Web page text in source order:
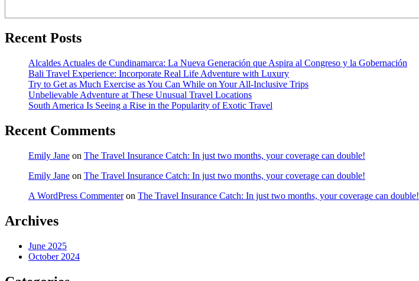
Recent Posts
Alcaldes Actuales de Cundinamarca: La Nueva Generación que Aspira al Congreso y la Gobernación
Bali Travel Experience: Incorporate Real Life Adventure with Luxury
Try to Get as Much Exercise as You Can While on Your All-Inclusive Trips
Unbelievable Adventure at These Unusual Travel Locations
South America Is Seeing a Rise in the Popularity of Exotic Travel
Recent Comments
Emily Jane on The Travel Insurance Catch: In just two months, your coverage can double!
Emily Jane on The Travel Insurance Catch: In just two months, your coverage can double!
A WordPress Commenteron The Travel Insurance Catch: In just two months, your coverage can double!
Archives
June 2025
October 2024